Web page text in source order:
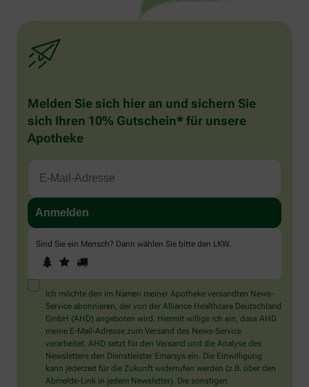
Melden Sie sich hier an und sichern Sie
sich Ihren 10% Gutschein* für unsere
Apotheke
Sind Sie ein Mensch? Dann wählen Sie bitte den LKW.
Sind
Sie
ein
Mensch?
Dann
wählen
Sie
bitte
den
LKW.
1 2
Ich möchte den im Namen meiner Apotheke versandten News-
Service abonnieren, der von der Alliance Healthcare Deutschland
GmbH (AHD) angeboten wird. Hiermit willige ich ein, dass AHD
meine E-Mail-Adresse zum Versand des News-Service
verarbeitet. AHD setzt für den Versand und die Analyse des
Newsletters den Dienstleister Emarsys ein. Die Einwilligung
kann jederzeit für die Zukunft widerrufen werden (z.B. über den
Abmelde-Link in jedem Newsletter). Die sonstigen